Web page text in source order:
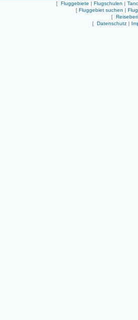
[ Fluggebiete | Flugschulen |
[ Fluggebiet suchen |
[
[ Datenschutz |